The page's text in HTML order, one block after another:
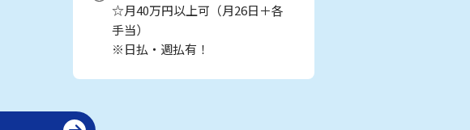
☆月40万円以上可（月26日＋各
手当）
※日払・週払有！